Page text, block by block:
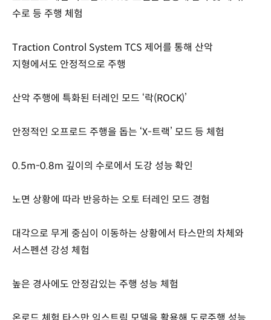
수로 등 주행 체험
Traction Control System TCS 제어를 통해 산악
지형에서도 안정적으로 주행
산악 주행에 특화된 터레인 모드 ‘락(ROCK)’
안정적인 오프로드 주행을 돕는 ‘X-트랙’ 모드 등 체험
0.5m-0.8m 깊이의 수로에서 도강 성능 확인
노면 상황에 따라 반응하는 오토 터레인 모드 경험
대각으로 무게 중심이 이동하는 상황에서 타스만의 차체와
서스펜션 강성 체험
높은 경사에도 안정감있는 주행 성능 체험